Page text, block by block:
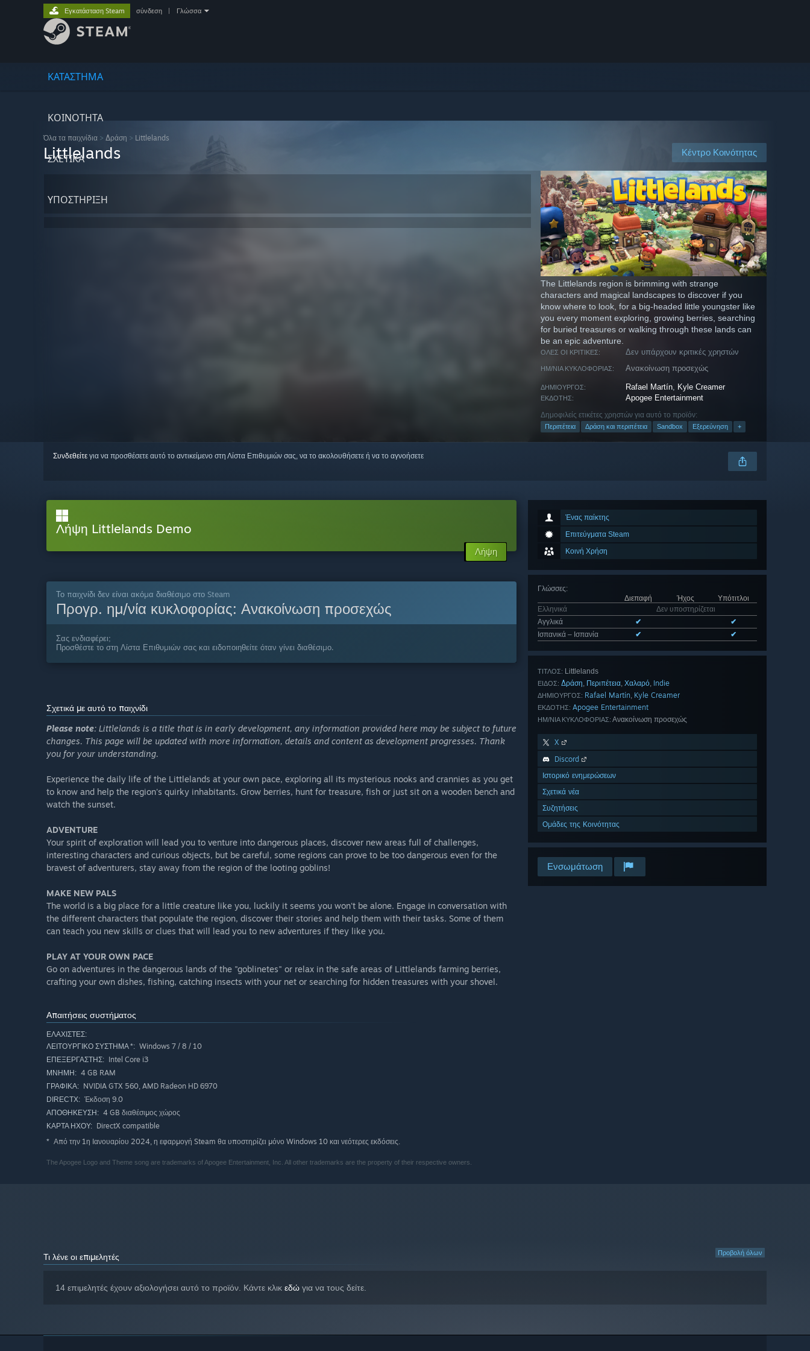
ΚΑΤΑΣΤΗΜΑ
ΚΟΙΝΟΤΗΤΑ
ΣΧΕΤΙΚΆ
ΥΠΟΣΤΗΡΙΞΗ
Εγκατάσταση Steam σύνδεση Γλώσσα
Όλα τα παιχνίδια > Δράση > Littlelands
Κέντρο Κοινότητας
Littlelands
The Littlelands region is brimming with strange
characters and magical landscapes to discover if you
know where to look, for a big-headed little youngster like
you every moment exploring, growing berries, searching
for buried treasures or walking through these lands can
be an epic adventure.
ΌΛΕΣ ΟΙ ΚΡΙΤΙΚΈΣ: Δεν υπάρχουν κριτικές χρηστών
ΗΜ/ΝΊΑ ΚΥΚΛΟΦΟΡΊΑΣ: Ανακοίνωση προσεχώς
ΔΗΜΙΟΥΡΓΌΣ: Rafael Martín, Kyle Creamer
ΕΚΔΌΤΗΣ: Apogee Entertainment
Δημοφιλείς ετικέτες χρηστών για αυτό το προϊόν:
Περιπέτεια Δράση και περιπέτεια Sandbox Εξερεύνηση +
Συνδεθείτε για να προσθέσετε αυτό το αντικείμενο στη Λίστα Επιθυμιών σας, να το ακολουθήσετε ή να το αγνοήσετε
Ένας παίκτης
Επιτεύγματα Steam
Κοινή Χρήση
Γλώσσες:
Διεπαφή
Ήχος
Υπότιτλοι
Ελληνικά
Δεν υποστηρίζεται
Αγγλικά
✔
✔
Ισπανικά – Ισπανία
✔ ✔
ΤΊΤΛΟΣ: Littlelands
ΕΊΔΟΣ: Δράση, Περιπέτεια, Χαλαρό, Indie
ΔΗΜΙΟΥΡΓΌΣ: Rafael Martín, Kyle Creamer
ΕΚΔΌΤΗΣ: Apogee Entertainment
ΗΜ/ΝΊΑ ΚΥΚΛΟΦΟΡΊΑΣ: Ανακοίνωση προσεχώς
X
Discord
Ιστορικό ενημερώσεων
Σχετικά νέα
Συζητήσεις
Ομάδες της Κοινότητας
Ενσωμάτωση
Λήψη Littlelands Demo
Λήψη
Το παιχνίδι δεν είναι ακόμα διαθέσιμο στο Steam
Προγρ. ημ/νία κυκλοφορίας: Ανακοίνωση προσεχώς
Σας ενδιαφέρει;
Προσθέστε το στη Λίστα Επιθυμιών σας και ειδοποιηθείτε όταν γίνει διαθέσιμο.
Σχετικά με αυτό το παιχνίδι
Please note: Littlelands is a title that is in early development, any information provided here may be subject to future
changes. This page will be updated with more information, details and content as development progresses. Thank
you for your understanding.
Experience the daily life of the Littlelands at your own pace, exploring all its mysterious nooks and crannies as you get
to know and help the region's quirky inhabitants. Grow berries, hunt for treasure, fish or just sit on a wooden bench and
watch the sunset.
ADVENTURE
Your spirit of exploration will lead you to venture into dangerous places, discover new areas full of challenges,
interesting characters and curious objects, but be careful, some regions can prove to be too dangerous even for the
bravest of adventurers, stay away from the region of the looting goblins!
MAKE NEW PALS
The world is a big place for a little creature like you, luckily it seems you won't be alone. Engage in conversation with
the different characters that populate the region, discover their stories and help them with their tasks. Some of them
can teach you new skills or clues that will lead you to new adventures if they like you.
PLAY AT YOUR OWN PACE
Go on adventures in the dangerous lands of the "goblinetes" or relax in the safe areas of Littlelands farming berries,
crafting your own dishes, fishing, catching insects with your net or searching for hidden treasures with your shovel.
Απαιτήσεις συστήματος
ΕΛΆΧΙΣΤΕΣ:
ΛΕΙΤΟΥΡΓΙΚΌ ΣΎΣΤΗΜΑ *: Windows 7 / 8 / 10
ΕΠΕΞΕΡΓΑΣΤΉΣ: Intel Core i3
ΜΝΉΜΗ: 4 GB RAM
ΓΡΑΦΙΚΆ: NVIDIA GTX 560, AMD Radeon HD 6970
DIRECTX: Έκδοση 9.0
ΑΠΟΘΉΚΕΥΣΗ: 4 GB διαθέσιμος χώρος
ΚΆΡΤΑ ΉΧΟΥ: DirectX compatible
* Από την 1η Ιανουαρίου 2024, η εφαρμογή Steam θα υποστηρίζει μόνο Windows 10 και νεότερες εκδόσεις.
The Apogee Logo and Theme song are trademarks of Apogee Entertainment, Inc. All other trademarks are the property of their respective owners.
Προβολή όλων
Τι λένε οι επιμελητές
14 επιμελητές έχουν αξιολογήσει αυτό το προϊόν. Κάντε κλικ εδώ για να τους δείτε.